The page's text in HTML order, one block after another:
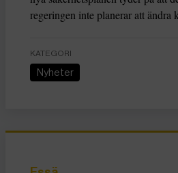
regeringen inte planerar att ändra
KATEGORI
Nyheter